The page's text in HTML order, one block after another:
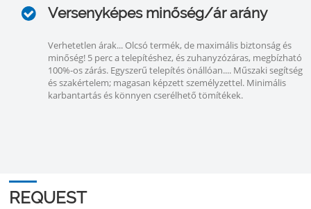
Versenyképes minőség/ár arány
Verhetetlen árak... Olcsó termék, de maximális biztonság és
minőség! 5 perc a telepítéshez, és zuhanyzózáras, megbízható
100%-os zárás. Egyszerű telepítés önállóan.... Műszaki segítség
és szakértelem; magasan képzett személyzettel. Minimális
karbantartás és könnyen cserélhető tömítékek.
REQUEST